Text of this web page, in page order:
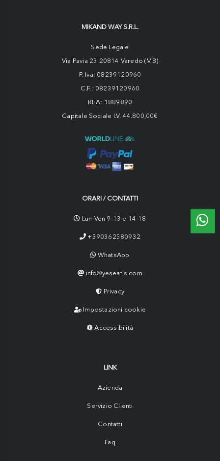
MIKAND WAY S.R.L.
Sede Legale
Via Pavia 23 20814 Varedo (MB)
P. Iva: 08239120960
C.F.: 08239120960
REA: 1889890
Capitale Sociale I.V. 44.800,00€
ORARI / CONTATTI
Lun-Ven 9-13 e 14-18
+390362580932
WhatsApp
info@yeseatis.com
Privacy
Impostazioni cookie
Accessibilità
LINK
Azienda
Servizio Clienti
Contatti
Faq